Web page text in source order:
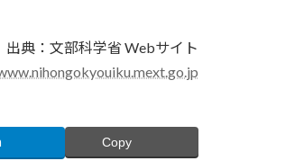
出典：文部科学省 Webサイト
Copy